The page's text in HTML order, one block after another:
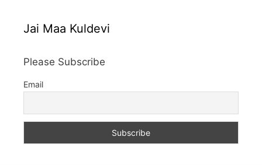
Jai Maa Kuldevi
Please Subscribe
Email